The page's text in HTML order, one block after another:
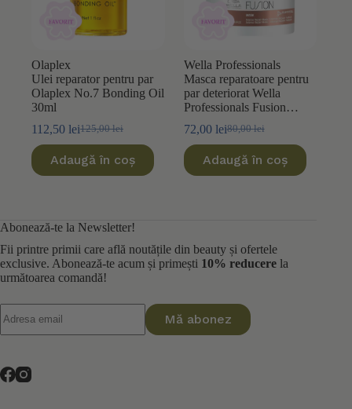
Olaplex
Ulei reparator pentru par
Olaplex No.7 Bonding Oil
30ml
125,00lei
Prețul
inițial
a
fost:
112,50 leiPrețul
curent
este:
112,50 lei.
Adaugă în coș
Wella Professionals
Masca reparatoare pentru
par deteriorat Wella
Professionals Fusion
80,00lei
Prețul
inițial
a
fost:
72,00 leiPrețul
curent
este:
72,00 lei.
Adaugă în coș
Abonează-te la Newsletter!
Fii printre primii care află noutățile din beauty și ofertele
exclusive. Abonează-te acum și primești 10% reducere la
următoarea comandă!
Mă abonez